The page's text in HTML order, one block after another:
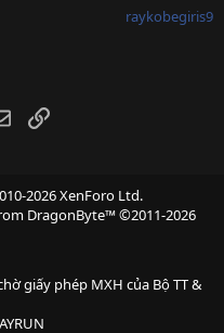
raykobegiris9
EmailLink
2026 XenForo Ltd.
DragonByte™©2011-2026
giấy phép MXH của Bộ TT &